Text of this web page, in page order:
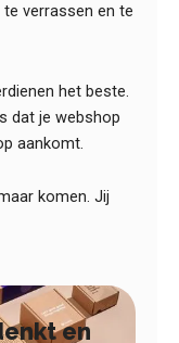
verrassen en te
het beste.
dat je webshop
aankomt.
komen. Jij
en